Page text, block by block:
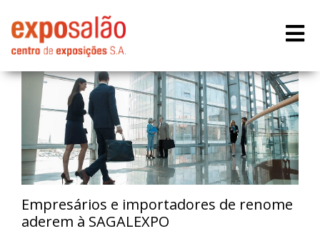
Empresários e importadores de renome
aderem à SAGALEXPO